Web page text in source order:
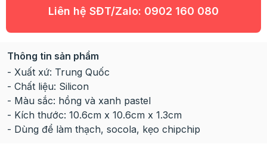
Liên hệ SĐT/Zalo: 0902 160 080
Thông tin sản phẩm
- Xuất xứ: Trung Quốc
- Chất liệu: Silicon
- Màu sắc: hồng và xanh pastel
- Kích thước: 10.6cm x 10.6cm x 1.3cm
- Dùng để làm thạch, socola, kẹo chipchip